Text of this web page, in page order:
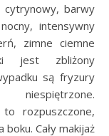
cytrynowy, barwy
intensywny
zimne ciemne
jest zbliżony
są fryzury
rozpuszczone,
Cały makijaż